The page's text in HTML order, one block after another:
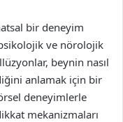
bir deneyim
ve nörolojik
beynin nasıl
anlamak için bir
deneyimlerle
mekanizmaları